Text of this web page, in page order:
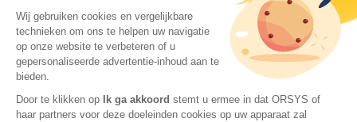
Wij gebruiken cookies en vergelijkbare
technieken om ons te helpen uw navigatie
op onze website te verbeteren of u
gepersonaliseerde advertentie-inhoud aan te
bieden.
Door te klikken op
Ik ga akkoord stemt u ermee in dat ORSYS of
haar partners voor deze doeleinden cookies op uw apparaat zal